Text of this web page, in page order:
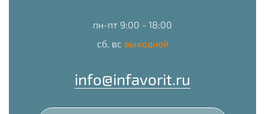
пн-пт 9:00 - 18:00
сб, вс выходной
info@infavorit.ru